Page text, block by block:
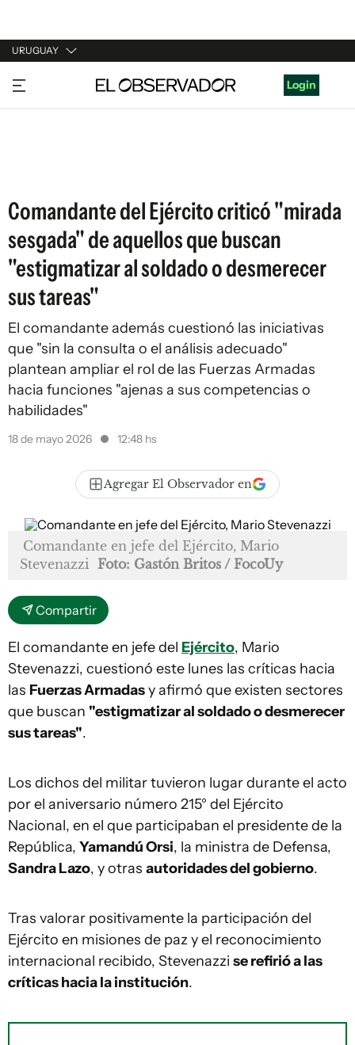
URUGUAY
URUGUAY
ARGENTINA
Login
Comandante del Ejército criticó "mirada
sesgada" de aquellos que buscan
"estigmatizar al soldado o desmerecer
sus tareas"
El comandante además cuestionó las iniciativas
que "sin la consulta o el análisis adecuado"
plantean ampliar el rol de las Fuerzas Armadas
hacia funciones "ajenas a sus competencias o
habilidades"
18 de mayo 2026 12:48 hs
Agregar El Observador en
Comandante en jefe del Ejército, Mario
Stevenazzi Foto: Gastón Britos / FocoUy
Compartir
El comandante en jefe del Ejército, Mario
Stevenazzi, cuestionó este lunes las críticas hacia
las Fuerzas Armadasy afirmó que existen sectores
que buscan "estigmatizar al soldado o desmerecer
sus tareas".
Los dichos del militar tuvieron lugar durante el acto
por el aniversario número 215° del Ejército
Nacional, en el que participaban el presidente de la
República, Yamandú Orsi, la ministra de Defensa,
Sandra Lazo, y otras autoridades del gobierno.
Tras valorar positivamente la participación del
Ejército en misiones de paz y el reconocimiento
internacional recibido, Stevenazzi se refirió a las
críticas hacia la institución.